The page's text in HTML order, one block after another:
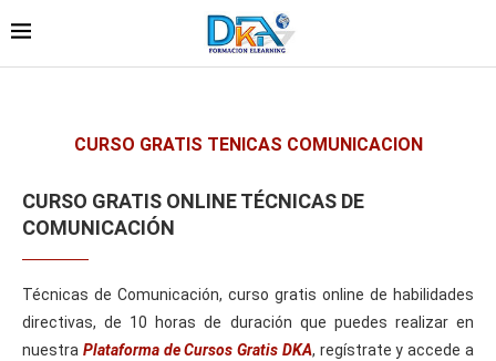
CURSO GRATIS TENICAS COMUNICACION
CURSO GRATIS ONLINE TÉCNICAS DE
COMUNICACIÓN
Técnicas de Comunicación, curso gratis online de habilidades
directivas, de 10 horas de duración que puedes realizar en
nuestra Plataforma de Cursos Gratis DKA, regístrate y accede a